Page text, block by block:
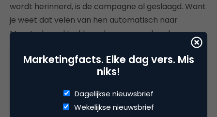
wordt herinnerd, is de campagne al geslaagd. Want
je weet dat velen van hen automatisch naar
Monsterboard trekken als ze een andere baan
voor simpele commercial”
Marketingfacts. Elke dag vers. Mis
niks!
Dagelijkse nieuwsbrief
Wekelijkse nieuwsbrief